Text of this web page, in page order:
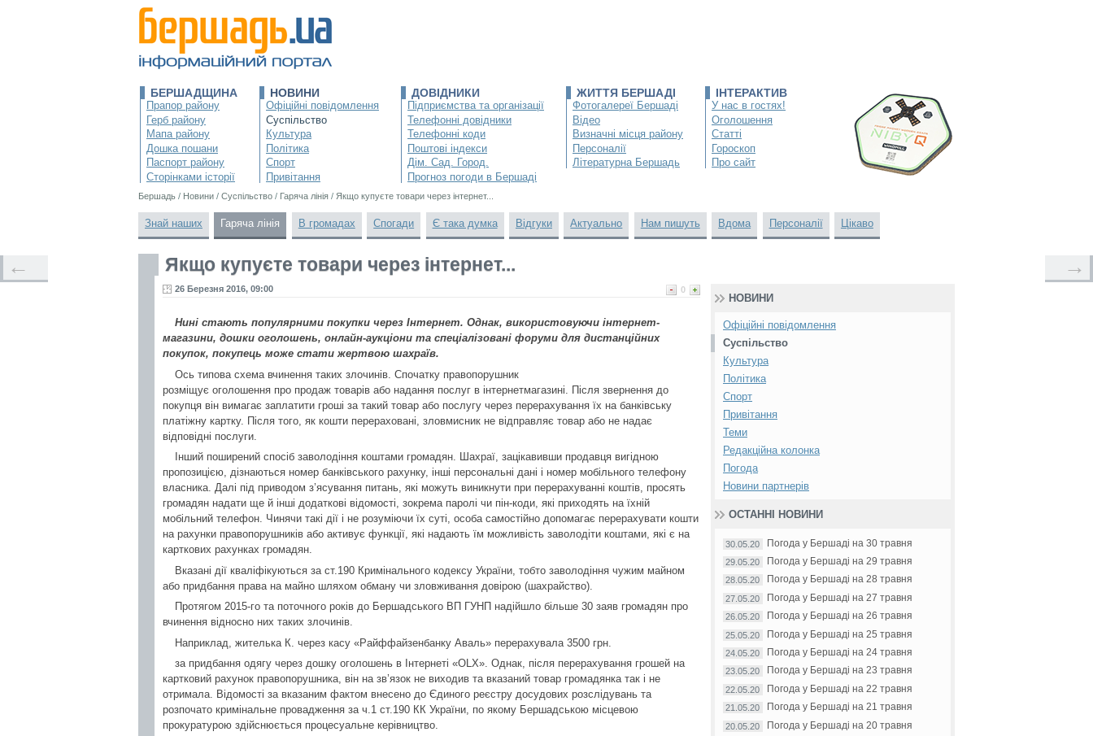
БЕРШАДЩИНА
Прапор району
Герб району
Мапа району
Дошка пошани
Паспорт району
Сторінками історії
НОВИНИ
Офіційні повідомлення
Суспільство
Культура
Політика
Спорт
Привітання
ДОВІДНИКИ
Підприємства та організації
Телефонні довідники
Телефонні коди
Поштові індекси
Дім. Сад. Город.
Прогноз погоди в Бершаді
ЖИТТЯ БЕРШАДІ
Фотогалереї Бершаді
Відео
Визначні місця району
Персоналії
Літературна Бершадь
ІНТЕРАКТИВ
У нас в гостях!
Оголошення
Статті
Гороскоп
Про сайт
Бершадь / Новини / Суспільство / Гаряча лінія / Якщо купуєте товари через інтернет...
Знай наших Гаряча лінія В громадах Спогади Є така думка Відгуки Актуально Нам пишуть Вдома Персоналії Цікаво
Якщо купуєте товари через інтернет...
0
26 Березня 2016, 09:00
Нині стають популярними покупки через Інтернет. Однак, використовуючи інтернет-
магазини, дошки оголошень, онлайн-аукціони та спеціалізовані форуми для дистанційних
покупок, покупець може стати жертвою шахраїв.
Ось типова схема вчинення таких злочинів. Спочатку правопорушник
розміщує оголошення про продаж товарів або надання послуг в інтернетмагазині. Після звернення до
покупця він вимагає заплатити гроші за такий товар або послугу через перерахування їх на банківську
платіжну картку. Після того, як кошти перераховані, зловмисник не відправляє товар або не надає
відповідні послуги.
Інший поширений спосіб заволодіння коштами громадян. Шахраї, зацікавивши продавця вигідною
пропозицією, дізнаються номер банківського рахунку, інші персональні дані і номер мобільного телефону
власника. Далі під приводом з’ясування питань, які можуть виникнути при перерахуванні коштів, просять
громадян надати ще й інші додаткові відомості, зокрема паролі чи пін-коди, які приходять на їхній
мобільний телефон. Чинячи такі дії і не розуміючи їх суті, особа самостійно допомагає перерахувати кошти
на рахунки правопорушників або активує функції, які надають їм можливість заволодіти коштами, які є на
карткових рахунках громадян.
Вказані дії кваліфікуються за ст.190 Кримінального кодексу України, тобто заволодіння чужим майном
або придбання права на майно шляхом обману чи зловживання довірою (шахрайство).
Протягом 2015-го та поточного років до Бершадського ВП ГУНП надійшло більше 30 заяв громадян про
вчинення відносно них таких злочинів.
Наприклад, жителька К. через касу «Райффайзенбанку Аваль» перерахувала 3500 грн.
за придбання одягу через дошку оголошень в Інтернеті «OLX». Однак, після перерахування грошей на
картковий рахунок правопорушника, він на зв’язок не виходив та вказаний товар громадянка так і не
отримала. Відомості за вказаним фактом внесено до Єдиного реєстру досудових розслідувань та
розпочато кримінальне провадження за ч.1 ст.190 КК України, по якому Бершадською місцевою
прокуратурою здійснюється процесуальне керівництво.
← →
НОВИНИ
Офіційні повідомлення
Суспільство
Культура
Політика
Спорт
Привітання
Теми
Редакційна колонка
Погода
Новини партнерів
ОСТАННІ НОВИНИ
30.05.20 Погода у Бершаді на 30 травня
29.05.20 Погода у Бершаді на 29 травня
28.05.20 Погода у Бершаді на 28 травня
27.05.20 Погода у Бершаді на 27 травня
26.05.20 Погода у Бершаді на 26 травня
25.05.20 Погода у Бершаді на 25 травня
24.05.20 Погода у Бершаді на 24 травня
23.05.20 Погода у Бершаді на 23 травня
22.05.20 Погода у Бершаді на 22 травня
21.05.20 Погода у Бершаді на 21 травня
20.05.20 Погода у Бершаді на 20 травня